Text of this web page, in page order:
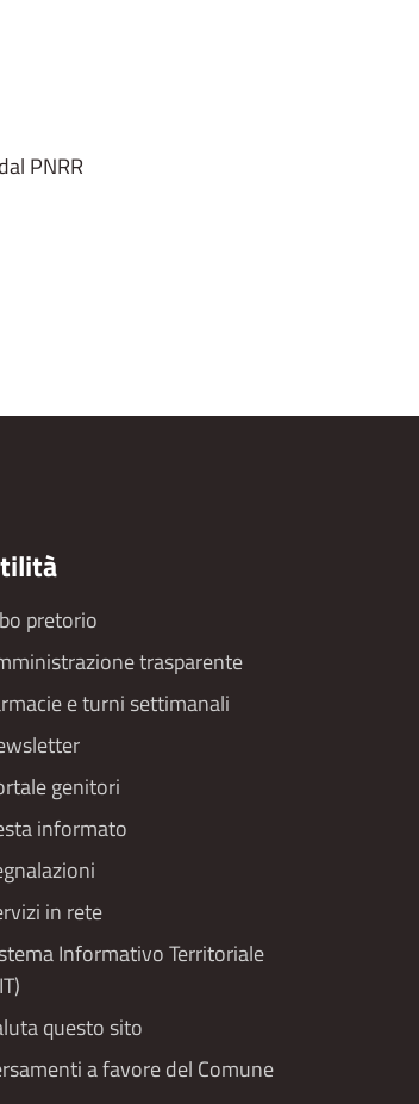
PNRR
pretorio
trasparente
e turni settimanali
genitori
informato
in rete
Informativo Territoriale
questo sito
a favore del Comune